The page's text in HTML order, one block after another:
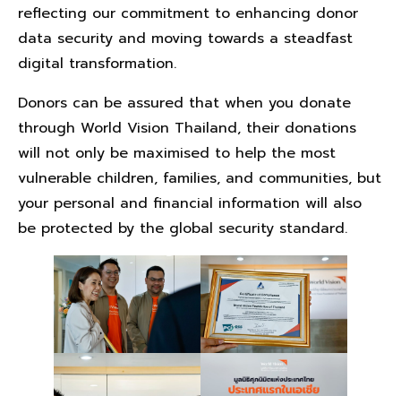
reflecting our commitment to enhancing donor
data security and moving towards a steadfast
digital transformation.
Donors can be assured that when you donate
through World Vision Thailand, their donations
will not only be maximised to help the most
vulnerable children, families, and communities, but
your personal and financial information will also
be protected by the global security standard.